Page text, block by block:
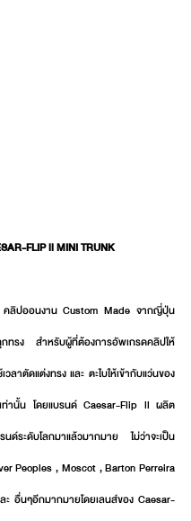
FLIP ll MINI TRUNK
คลิปออนงาน Custom Made จากญี่ปุ่น
ทรง สำหรับผู้ที่ต้องการอัพเกรดคลิปให้
วลาตัดแต่งทรง และ ตะไบให้เข้ากับแว่นของ
านั้น โดยแบรนด์ Caesar-Flip ll ผลิต
ด์ระดับโลกมาแล้วมากมาย ไม่ว่าจะเป็น
Peoples , Moscot , Barton Perreira
ะ อื่นๆอีกมากมายโดยเลนส์ของ Caesar-